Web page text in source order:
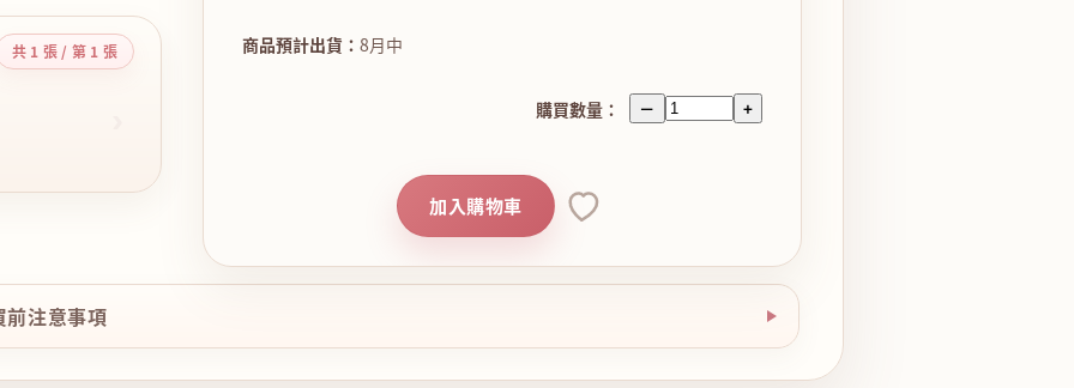
共 1 張 / 第 1 張 商品預計出貨： 8月中
購買數量： － +
加入購物車
注意事項